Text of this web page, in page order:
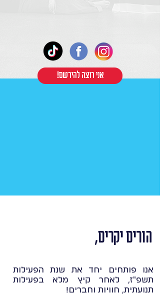
!אני רוצה להירשם
הורים יקרים,
אנו פותחים יחד את שנת הפעילות
תשפ"ז, לאחר קיץ מלא בפעילות
תנועתית, חוויות וחברים!